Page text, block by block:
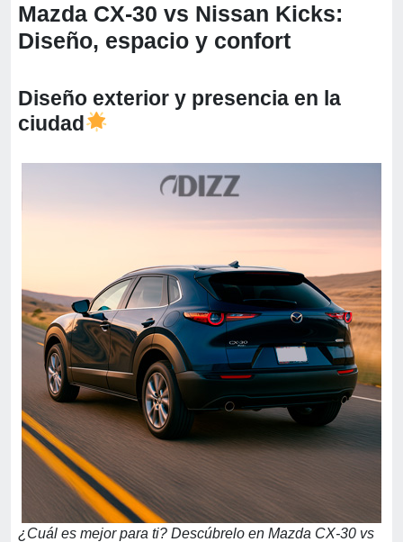
Mazda CX-30 vs Nissan Kicks:
Diseño, espacio y confort
Diseño exterior y presencia en la
ciudad
¿Cuál es mejor para ti? Descúbrelo en Mazda CX-30 vs